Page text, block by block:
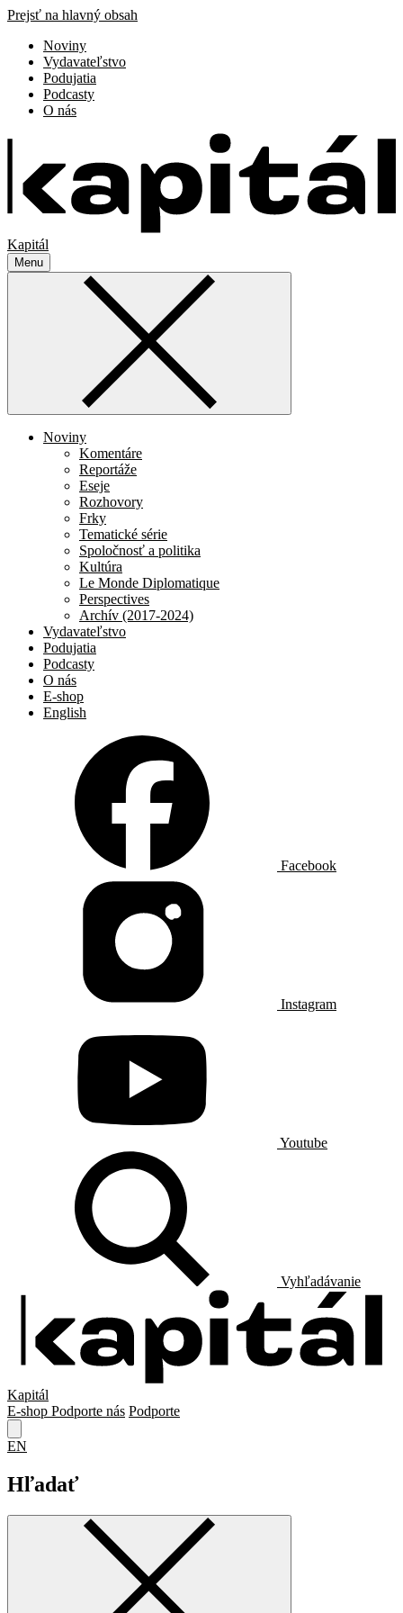
Prejsť na hlavný obsah
Noviny
Vydavateľstvo
Podujatia
Podcasty
O nás
Kapitál
Menu
Noviny
Komentáre
Reportáže
Eseje
Rozhovory
Frky
Tematické série
Spoločnosť a politika
Kultúra
Le Monde Diplomatique
Perspectives
Archív (2017-2024)
Vydavateľstvo
Podujatia
Podcasty
O nás
E-shop
English
Facebook
Instagram
Youtube
Vyhľadávanie
Kapitál
E-shop Podporte nás Podporte
EN
Hľadať